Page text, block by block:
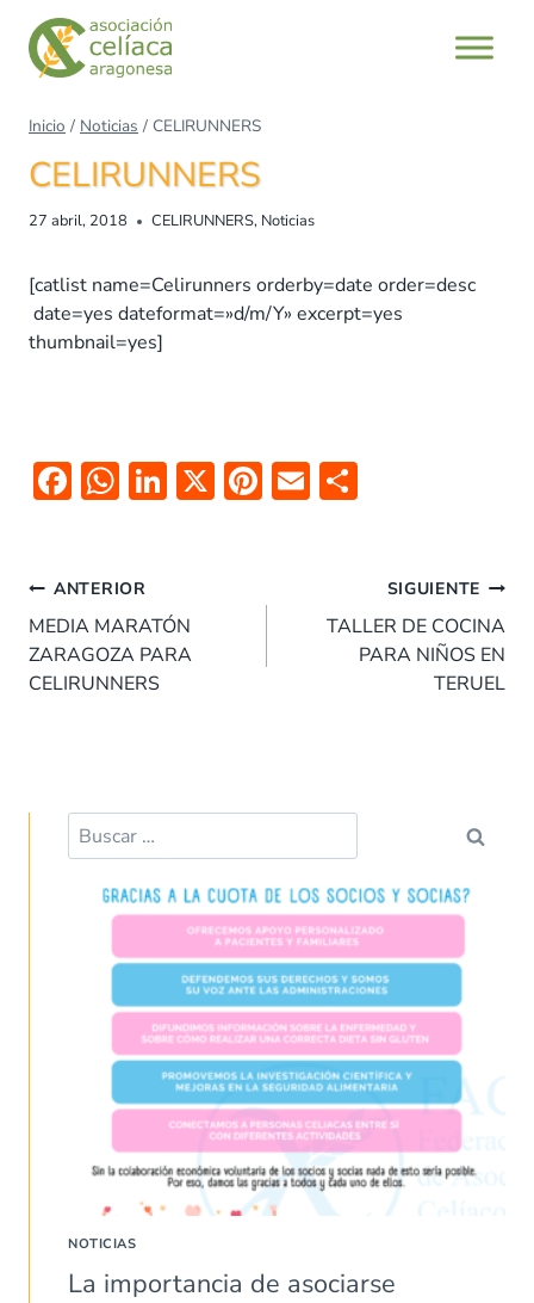
Saltar
contenido
Inicio / Noticias / CELIRUNNERS
CELIRUNNERS
27 abril, 2018 CELIRUNNERS, Noticias
[catlist name=Celirunners orderby=date order=desc
date=yes dateformat=»d/m/Y» excerpt=yes
thumbnail=yes]
F
b
o
o
W
s
A
p
Li
dI
n
X Pi
es
E
ar
tir
Navegación
de
entradas
ANTERIOR
MEDIA MARATÓN
ZARAGOZA PARA
CELIRUNNERS
SIGUIENTE
TALLER DE COCINA
PARA NIÑOS EN
TERUEL
Buscar:
NOTICIAS
La importancia de asociarse